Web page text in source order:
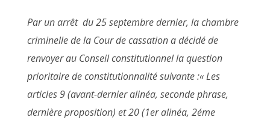
Par un arrêt du 25 septembre dernier, la chambre
criminelle de la Cour de cassation a décidé de
renvoyer au Conseil constitutionnel la question
prioritaire de constitutionnalité suivante :« Les
articles 9 (avant-dernier alinéa, seconde phrase,
dernière proposition) et 20 (1er alinéa, 2éme